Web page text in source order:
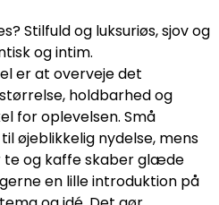
Stilfuld og luksuriøs, sjov og
og intim.
er at overveje det
holdbarhed og
for oplevelsen. Små
øjeblikkelig nydelse, mens
te og kaffe skaber glæde
en lille introduktion på